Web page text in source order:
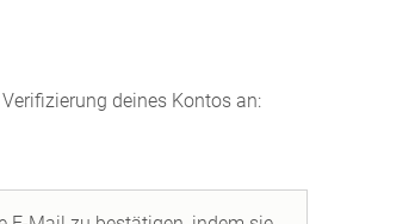
deines Kontos an: